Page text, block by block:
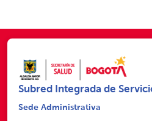
Subred Integrada de
Sede Administrativa